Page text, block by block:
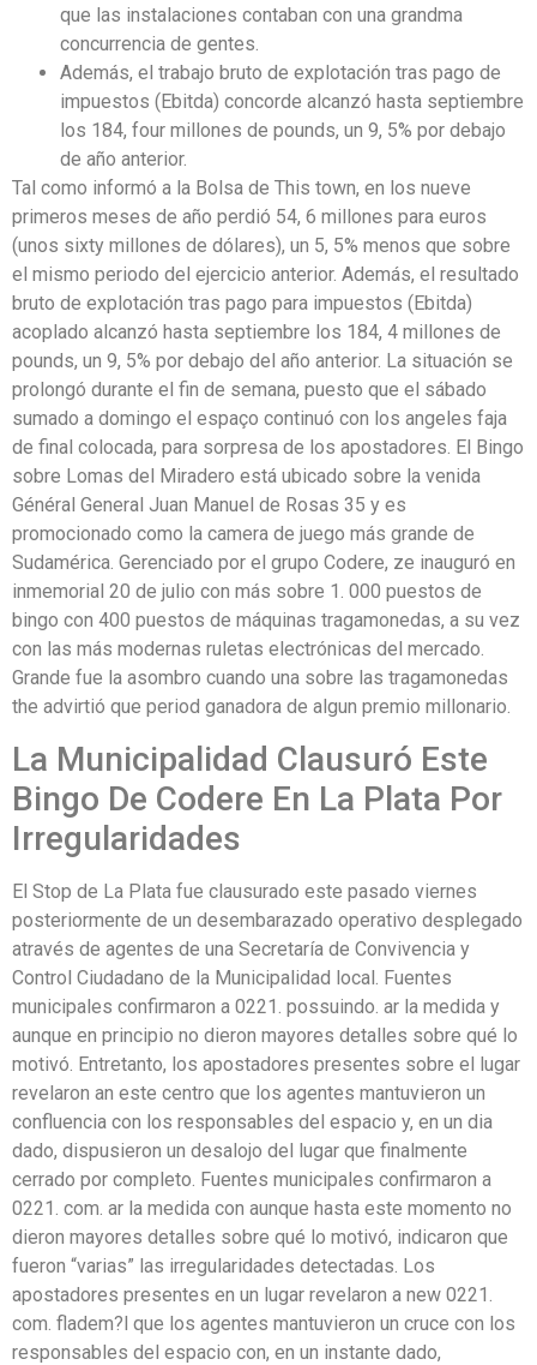
que las instalaciones contaban con una grandma
concurrencia de gentes.
Además, el trabajo bruto de explotación tras pago de
impuestos (Ebitda) concorde alcanzó hasta septiembre
los 184, four millones de pounds, un 9, 5% por debajo
de año anterior.
Tal como informó a la Bolsa de This town, en los nueve
primeros meses de año perdió 54, 6 millones para euros
(unos sixty millones de dólares), un 5, 5% menos que sobre
el mismo periodo del ejercicio anterior. Además, el resultado
bruto de explotación tras pago para impuestos (Ebitda)
acoplado alcanzó hasta septiembre los 184, 4 millones de
pounds, un 9, 5% por debajo del año anterior. La situación se
prolongó durante el fin de semana, puesto que el sábado
sumado a domingo el espaço continuó con los angeles faja
de final colocada, para sorpresa de los apostadores. El Bingo
sobre Lomas del Miradero está ubicado sobre la venida
Général General Juan Manuel de Rosas 35 y es
promocionado como la camera de juego más grande de
Sudamérica. Gerenciado por el grupo Codere, ze inauguró en
inmemorial 20 de julio con más sobre 1. 000 puestos de
bingo con 400 puestos de máquinas tragamonedas, a su vez
con las más modernas ruletas electrónicas del mercado.
Grande fue la asombro cuando una sobre las tragamonedas
the advirtió que period ganadora de algun premio millonario.
La Municipalidad Clausuró Este
Bingo De Codere En La Plata Por
Irregularidades
El Stop de La Plata fue clausurado este pasado viernes
posteriormente de un desembarazado operativo desplegado
através de agentes de una Secretaría de Convivencia y
Control Ciudadano de la Municipalidad local. Fuentes
municipales confirmaron a 0221. possuindo. ar la medida y
aunque en principio no dieron mayores detalles sobre qué lo
motivó. Entretanto, los apostadores presentes sobre el lugar
revelaron an este centro que los agentes mantuvieron un
confluencia con los responsables del espacio y, en un dia
dado, dispusieron un desalojo del lugar que finalmente
cerrado por completo. Fuentes municipales confirmaron a
0221. com. ar la medida con aunque hasta este momento no
dieron mayores detalles sobre qué lo motivó, indicaron que
fueron “varias” las irregularidades detectadas. Los
apostadores presentes en un lugar revelaron a new 0221.
com. fladem?l que los agentes mantuvieron un cruce con los
responsables del espacio con, en un instante dado,